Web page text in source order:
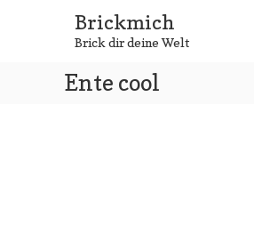
Brickmich
Brick dir deine Welt
Ente cool